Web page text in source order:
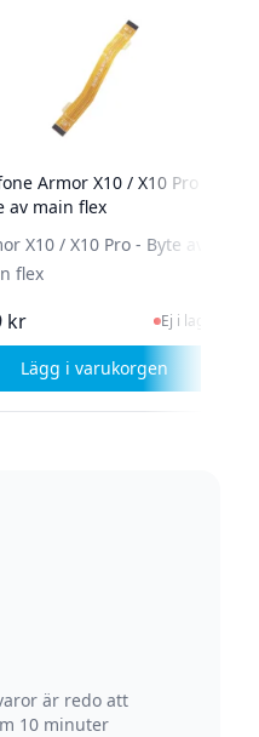
för senaste status
- Byte av laddkontakt
Armor X10 / X10 Pro -
av main flex
X10 / X10 Pro - Byte av
flex
kr Ej i lager, besök
Ej i lager
Lägg i varukorgen
, Ulefone Armor
är redo att
10 minuter